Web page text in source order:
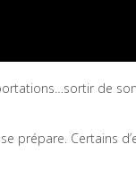
de
prépare. Certains